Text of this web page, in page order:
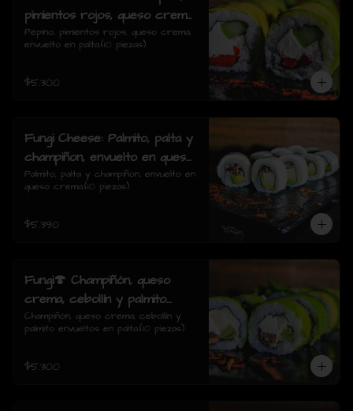
pimientos rojos, queso crema,
envuelto en palta.
Pepino, pimientos rojos, queso crema,
envuelto en palta.(10 piezas)
$5.300
Fungi Cheese: Palmito, palta y
champiñon, envuelto en queso
crema.
Palmito, palta y champiñon, envuelto en
queso crema.(10 piezas)
$5.390
Fungi🍄 Champiñón, queso
crema, cebollín y palmito
envueltos en palta.
Champiñón, queso crema, cebollín y
palmito envueltos en palta.(10 piezas)
$5.300